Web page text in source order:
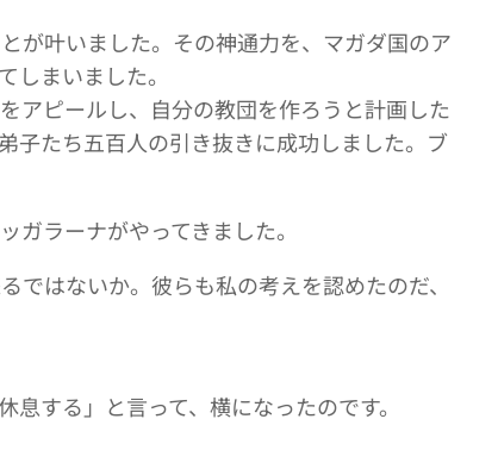
が叶いました。その神通力を、マガダ国のア
しまいました。
アピールし、自分の教団を作ろうと計画した
子たち五百人の引き抜きに成功しました。ブ
ガラーナがやってきました。
ではないか。彼らも私の考えを認めたのだ、
する」と言って、横になったのです。